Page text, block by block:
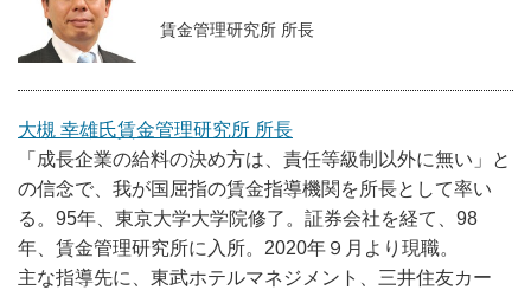
賃金管理研究所 所長
大槻 幸雄氏賃金管理研究所 所長
「成長企業の給料の決め方は、責任等級制以外に無い」と
の信念で、我が国屈指の賃金指導機関を所長として率い
る。95年、東京大学大学院修了。証券会社を経て、98
年、賃金管理研究所に入所。2020年９月より現職。
主な指導先に、東武ホテルマネジメント、三井住友カー